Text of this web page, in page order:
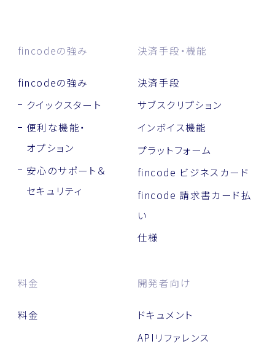
fincodeの強み
fincodeの強み
クイックスタート
便利な機能・
オプション
安心のサポート＆
セキュリティ
決済手段・機能
決済手段
サブスクリプション
インボイス機能
プラットフォーム
fincode ビジネスカード
fincode 請求書カード払
い
仕様
料金
料金
開発者向け
ドキュメント
APIリファレンス